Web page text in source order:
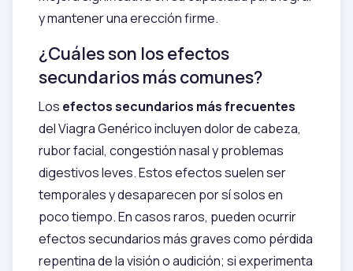
y mantener una erección firme.
¿Cuáles son los efectos
secundarios más comunes?
Los efectos secundarios más frecuentes
del Viagra Genérico incluyen dolor de cabeza,
rubor facial, congestión nasal y problemas
digestivos leves. Estos efectos suelen ser
temporales y desaparecen por sí solos en
poco tiempo. En casos raros, pueden ocurrir
efectos secundarios más graves como pérdida
repentina de la visión o audición; si experimenta